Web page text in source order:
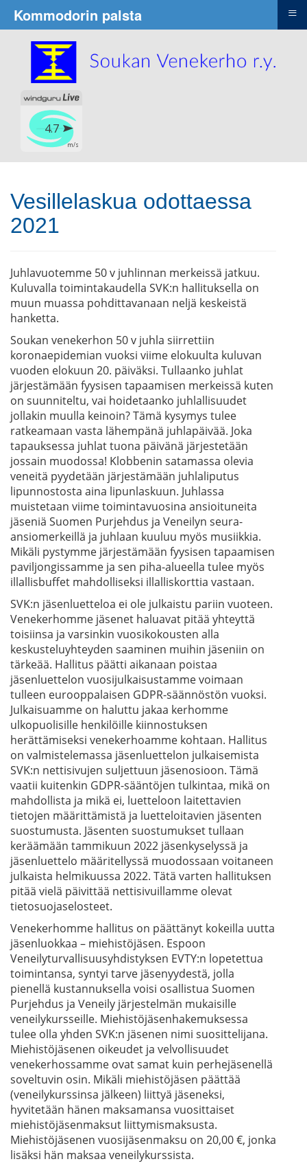
Vesillelaskua odottaessa
2021
Juhlavuotemme 50 v juhlinnan merkeissä jatkuu.
Kuluvalla toimintakaudella SVK:n hallituksella on
muun muassa pohdittavanaan neljä keskeistä
hanketta.
Soukan venekerhon 50 v juhla siirrettiin
koronaepidemian vuoksi viime elokuulta kuluvan
vuoden elokuun 20. päiväksi. Tullaanko juhlat
järjestämään fyysisen tapaamisen merkeissä kuten
on suunniteltu, vai hoidetaanko juhlallisuudet
jollakin muulla keinoin? Tämä kysymys tulee
ratkeamaan vasta lähempänä juhlapäivää. Joka
tapauksessa juhlat tuona päivänä järjestetään
jossain muodossa! Klobbenin satamassa olevia
veneitä pyydetään järjestämään juhlaliputus
lipunnostosta aina lipunlaskuun. Juhlassa
muistetaan viime toimintavuosina ansioituneita
jäseniä Suomen Purjehdus ja Veneilyn seura-
ansiomerkeillä ja juhlaan kuuluu myös musiikkia.
Mikäli pystymme järjestämään fyysisen tapaamisen
paviljongissamme ja sen piha-alueella tulee myös
illallisbuffet mahdolliseksi illalliskorttia vastaan.
SVK:n jäsenluetteloa ei ole julkaistu pariin vuoteen.
Venekerhomme jäsenet haluavat pitää yhteyttä
toisiinsa ja varsinkin vuosikokousten alla
keskusteluyhteyden saaminen muihin jäseniin on
tärkeää. Hallitus päätti aikanaan poistaa
jäsenluettelon vuosijulkaisustamme voimaan
tulleen eurooppalaisen GDPR-säännöstön vuoksi.
Julkaisuamme on haluttu jakaa kerhomme
ulkopuolisille henkilöille kiinnostuksen
herättämiseksi venekerhoamme kohtaan. Hallitus
on valmistelemassa jäsenluettelon julkaisemista
SVK:n nettisivujen suljettuun jäsenosioon. Tämä
vaatii kuitenkin GDPR-sääntöjen tulkintaa, mikä on
mahdollista ja mikä ei, luetteloon laitettavien
tietojen määrittämistä ja luetteloitavien jäsenten
suostumusta. Jäsenten suostumukset tullaan
keräämään tammikuun 2022 jäsenkyselyssä ja
jäsenluettelo määritellyssä muodossaan voitaneen
julkaista helmikuussa 2022. Tätä varten hallituksen
pitää vielä päivittää nettisivuillamme olevat
tietosuojaselosteet.
Venekerhomme hallitus on päättänyt kokeilla uutta
jäsenluokkaa – miehistöjäsen. Espoon
Veneilyturvallisuusyhdistyksen EVTY:n lopetettua
toimintansa, syntyi tarve jäsenyydestä, jolla
pienellä kustannuksella voisi osallistua Suomen
Purjehdus ja Veneily järjestelmän mukaisille
veneilykursseille. Miehistöjäsenhakemuksessa
tulee olla yhden SVK:n jäsenen nimi suosittelijana.
Miehistöjäsenen oikeudet ja velvollisuudet
venekerhossamme ovat samat kuin perhejäsenellä
soveltuvin osin. Mikäli miehistöjäsen päättää
(veneilykurssinsa jälkeen) liittyä jäseneksi,
hyvitetään hänen maksamansa vuosittaiset
miehistöjäsenmaksut liittymismaksusta.
Miehistöjäsenen vuosijäsenmaksu on 20,00 €, jonka
lisäksi hän maksaa veneilykurssista.
Kommodorin palsta ≡